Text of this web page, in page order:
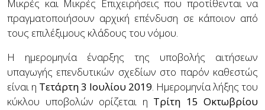
Μικρές και Μικρές Επιχειρήσεις που προτίθενται να
πραγματοποιήσουν αρχική επένδυση σε κάποιον από
τους επιλέξιμους κλάδους του νόμου.
Η ημερομηνία έναρξης της υποβολής αιτήσεων
υπαγωγής επενδυτικών σχεδίων στο παρόν καθεστώς
είναι η Τετάρτη 3 Ιουλίου 2019. Ημερομηνία λήξης του
κύκλου υποβολών ορίζεται η Τρίτη 15 Οκτωβρίου